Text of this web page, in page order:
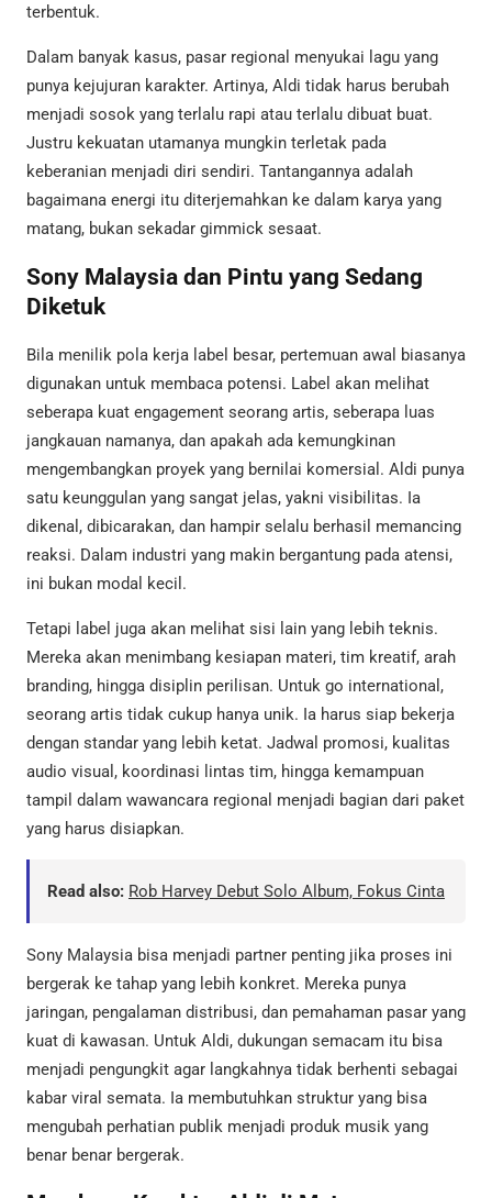
terbentuk.
Dalam banyak kasus, pasar regional menyukai lagu yang
punya kejujuran karakter. Artinya, Aldi tidak harus berubah
menjadi sosok yang terlalu rapi atau terlalu dibuat buat.
Justru kekuatan utamanya mungkin terletak pada
keberanian menjadi diri sendiri. Tantangannya adalah
bagaimana energi itu diterjemahkan ke dalam karya yang
matang, bukan sekadar gimmick sesaat.
Sony Malaysia dan Pintu yang Sedang
Diketuk
Bila menilik pola kerja label besar, pertemuan awal biasanya
digunakan untuk membaca potensi. Label akan melihat
seberapa kuat engagement seorang artis, seberapa luas
jangkauan namanya, dan apakah ada kemungkinan
mengembangkan proyek yang bernilai komersial. Aldi punya
satu keunggulan yang sangat jelas, yakni visibilitas. Ia
dikenal, dibicarakan, dan hampir selalu berhasil memancing
reaksi. Dalam industri yang makin bergantung pada atensi,
ini bukan modal kecil.
Tetapi label juga akan melihat sisi lain yang lebih teknis.
Mereka akan menimbang kesiapan materi, tim kreatif, arah
branding, hingga disiplin perilisan. Untuk go international,
seorang artis tidak cukup hanya unik. Ia harus siap bekerja
dengan standar yang lebih ketat. Jadwal promosi, kualitas
audio visual, koordinasi lintas tim, hingga kemampuan
tampil dalam wawancara regional menjadi bagian dari paket
yang harus disiapkan.
Read also: Rob Harvey Debut Solo Album, Fokus Cinta
Sony Malaysia bisa menjadi partner penting jika proses ini
bergerak ke tahap yang lebih konkret. Mereka punya
jaringan, pengalaman distribusi, dan pemahaman pasar yang
kuat di kawasan. Untuk Aldi, dukungan semacam itu bisa
menjadi pengungkit agar langkahnya tidak berhenti sebagai
kabar viral semata. Ia membutuhkan struktur yang bisa
mengubah perhatian publik menjadi produk musik yang
benar benar bergerak.